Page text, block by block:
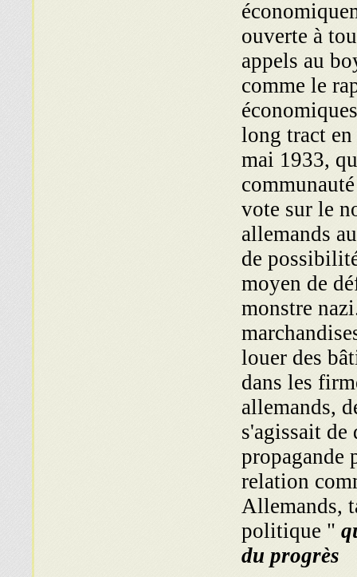
ouverte à
appels au
comme le
long tract
mai 1933,
vote sur le
allemands
de
moyen de
monstre
louer des
dans les
allemands,
s'agissait de
propagande
relation
Allemands,
politique "
du progrès